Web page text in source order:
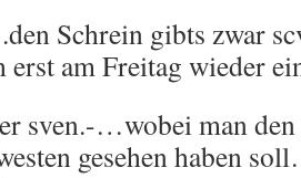
Schrein gibts zwar
erst am Freitag wieder
sven.-…wobei man den
gesehen haben